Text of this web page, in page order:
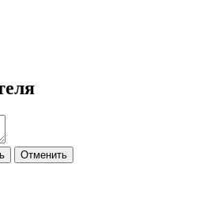
Отменить